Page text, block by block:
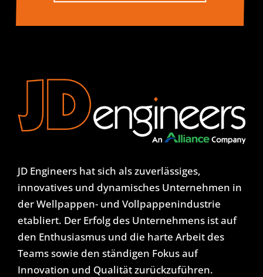
JD Engineers hat sich als zuverlässiges,
innovatives und dynamisches Unternehmen in
der Wellpappen- und Vollpappenindustrie
etabliert. Der Erfolg des Unternehmens ist auf
den Enthusiasmus und die harte Arbeit des
Teams sowie den ständigen Fokus auf
Innovation und Qualität zurückzuführen.